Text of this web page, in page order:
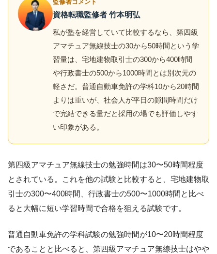
監修者コメント
資格転職監修者 竹本明弘
私が塾を経営していて比較するなら、第四級
アマチュア無線技士の30から50時間という学
習量は、宅地建物取引士の300から400時間
や行政書士の500から1000時間とは別次元の
軽さだ。普通自動車免許の学科10から20時間
よりは重いが、社会人が平日の隙間時間だけ
で完結できる量だと採用の場でも評価しやす
い印象がある。
第四級アマチュア無線技士の勉強時間は30〜50時間程度
とされている。これを他の試験と比較すると、宅地建物取
引士の300〜400時間、行政書士の500〜1000時間と比べ
ると大幅に短い学習時間で合格を狙える試験です。
普通自動車免許の学科試験の勉強時間が10〜20時間程度
であることと比べると、第四級アマチュア無線技士はやや